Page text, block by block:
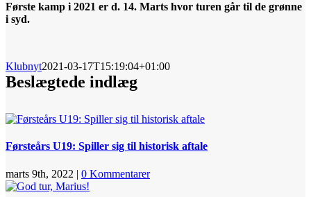
Første kamp i 2021 er d. 14. Marts hvor turen går til de grønne
i syd.
Klubnyt2021-03-17T15:19:04+01:00
Beslægtede indlæg
Førsteårs U19: Spiller sig til historisk aftale
marts 9th, 2022 | 0 Kommentarer